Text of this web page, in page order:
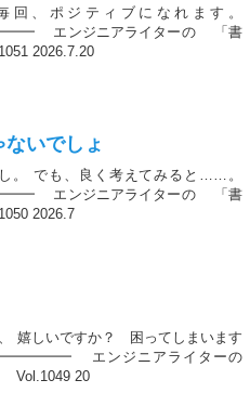
、ポジティブになれます。
ンジニアライターの 「書
2026.7.20
いでしょ
。 でも、良く考えてみると……。
ンジニアライターの 「書
2026.7
嬉しいですか？ 困ってしまいます
エンジニアライターの
Vol.1049 20